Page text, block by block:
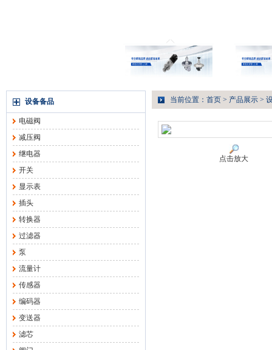
设备备品
电磁阀
减压阀
继电器
开关
显示表
插头
转换器
过滤器
泵
流量计
传感器
编码器
变送器
滤芯
当前位置： 首页 > 产品展示 >
点击放大